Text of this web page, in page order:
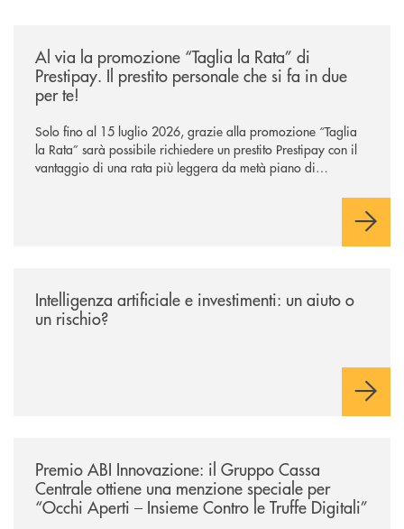
Al via la promozione “Taglia la Rata” di
Prestipay. Il prestito personale che si fa in due
per te!
Solo fino al 15 luglio 2026, grazie alla promozione “Taglia
la Rata” sarà possibile richiedere un prestito Prestipay con il
vantaggio di una rata più leggera da metà piano di
Intelligenza artificiale e investimenti: un aiuto o
un rischio?
Premio ABI Innovazione: il Gruppo Cassa
Centrale ottiene una menzione speciale per
“Occhi Aperti – Insieme Contro le Truffe Digitali”